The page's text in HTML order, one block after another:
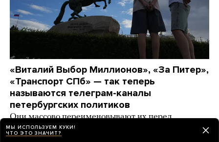
«Виталий Выбор Миллионов», «За Питер»,
«Транспорт СПб» — так теперь
называются телеграм-каналы
петербургских политиков
Они массово переименовывают их перед
выборами. А спикер заксобрания даже удалил
канал в «Максе» (Почему? Никто не понимает)
МЫ ИСПОЛЬЗУЕМ КУКИ!
ЧТО ЭТО ЗНАЧИТ?